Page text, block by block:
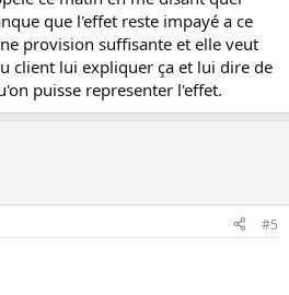
que l'effet reste impayé a ce
provision suffisante et elle veut
client lui expliquer ça et lui dire de
puisse representer l'effet.
#5